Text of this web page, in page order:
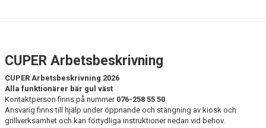
SOUVENIRER
GAMLA GIFFS TORSDAGSTRÄFFAR
CUPER Arbetsbeskrivning
CUPER Arbetsbeskrivning 2026
Alla funktionärer bär gul väst
Kontaktperson finns på nummer 076-258 55 50
Ansvarig finns till hjälp under öppnande och stängning av kiosk och
grillverksamhet och kan förtydliga instruktioner nedan vid behov.